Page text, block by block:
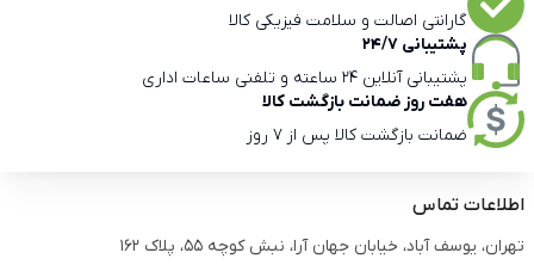
گارانتی اصالت و سلامت فیزیکی کالا
پشتیبانی 24/7
پشتیبانی آنلاین 24 ساعته و تلفنی ساعات اداری
هفت روز ضمانت بازگشت کالا
ضمانت بازگشت کالا پس از 7 روز
اطلاعات تماس
تهران، یوسف آباد، خیابان جهان آرا، نبش کوچه 55، پلاک 162